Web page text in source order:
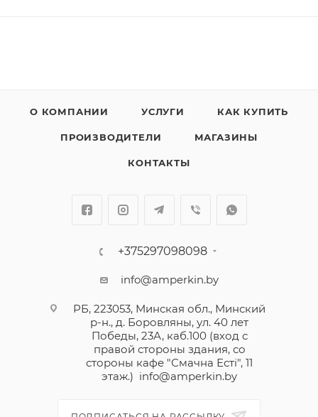
О КОМПАНИИ УСЛУГИ КАК КУПИТЬ
ПРОИЗВОДИТЕЛИ МАГАЗИНЫ
КОНТАКТЫ
+375297098098
info@amperkin.by
РБ, 223053, Минская обл., Минский
р-н., д. Боровляны, ул. 40 лет
Победы, 23А, каб.100 (вход с
правой стороны здания, со
стороны кафе "Смачна Естi", 11
этаж.) info@amperkin.by